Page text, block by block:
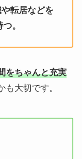
転居などを
。
をちゃんと充実
大切です。